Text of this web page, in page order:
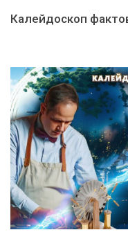
Калейдоскоп